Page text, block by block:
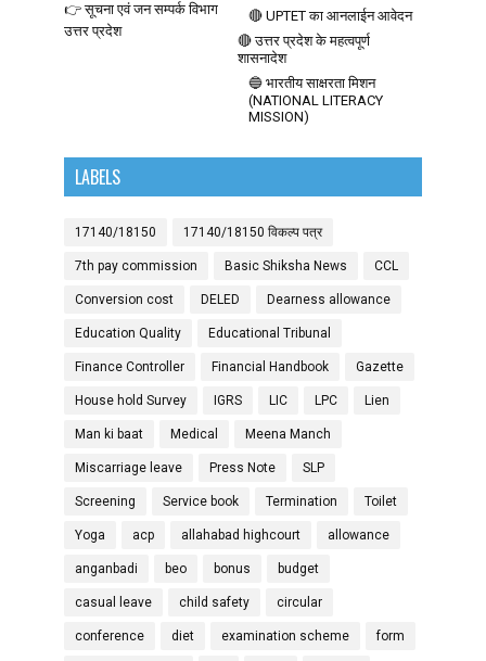
👉 सूचना एवं जन सम्पर्क विभाग
उत्तर प्रदेश
🔴 UPTET का आनलाईन आवेदन
🔴 उत्तर प्रदेश के महत्वपूर्ण
शासनादेश
🔵 भारतीय साक्षरता मिशन
(NATIONAL LITERACY
MISSION)
LABELS
17140/18150 17140/18150 विकल्प पत्र
7th pay commission Basic Shiksha News CCL
Conversion cost DELED Dearness allowance
Education Quality Educational Tribunal
Finance Controller Financial Handbook Gazette
House hold Survey IGRS LIC LPC Lien
Man ki baat Medical Meena Manch
Miscarriage leave Press Note SLP
Screening Service book Termination Toilet
Yoga acp allahabad highcourt allowance
anganbadi beo bonus budget
casual leave child safety circular
conference diet examination scheme form